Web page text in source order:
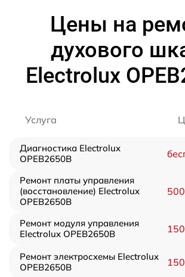
Цены на
духового
Electrolux
Услуга
Диагностика Electrolux
OPEB2650B
Ремонт платы управления
(восстановление) Electrolux
OPEB2650B
Ремонт модуля управления
Electrolux OPEB2650B
Ремонт электросхемы Electrolux
OPEB2650B